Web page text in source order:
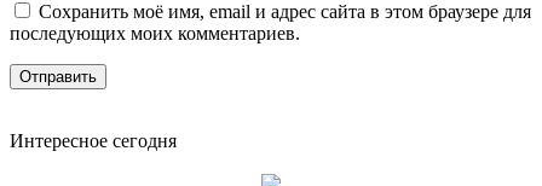
Сохранить моё имя, email и адрес сайта в этом браузере для
последующих моих комментариев.
Интересное сегодня